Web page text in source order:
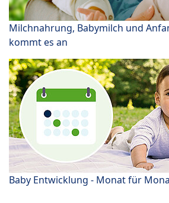
Milchnahrung, Babymilch und
kommt es an
Baby Entwicklung - Monat für